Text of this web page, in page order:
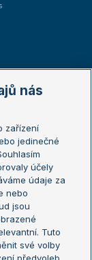
nás
zařízení
jedinečné
účely
údaje za
nebo
jsou
Tuto
své volby